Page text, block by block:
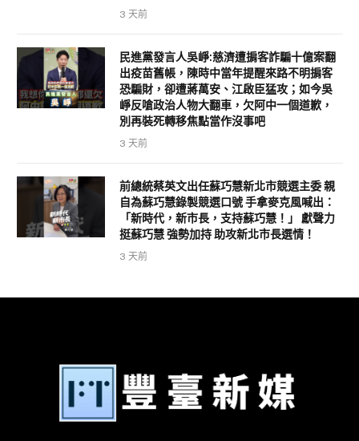
3 天前
民進黨發言人吳崢:慈濟遭掮客詐騙十億案翻
出疫苗舊帳，陳時中當年提醒來路不明掮客
恐騙財，卻遭蔣萬安、江啟臣猛攻；如今吳
崢反嗆政治人物大翻車，欠阿中一個道歉，
別再裝死轉移焦點當作沒事吧
3 天前
前總統蔡英文出任蘇巧慧新北市競選主委 親
自為蘇巧慧錄製競選口號 手拿麥克風喊出：
「新時代，新市長，支持蘇巧慧！」 獻聲力
挺蘇巧慧 強勢加持 助攻新北市長選情！
3 天前